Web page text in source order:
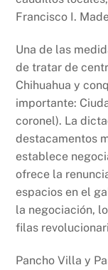
Francisco I.
Una de las
de tratar de
Chihuahua y
importante:
coronel). La
destacamentos
establece
ofrece la
espacios en el
la negociación,
filas
Pancho Villa y